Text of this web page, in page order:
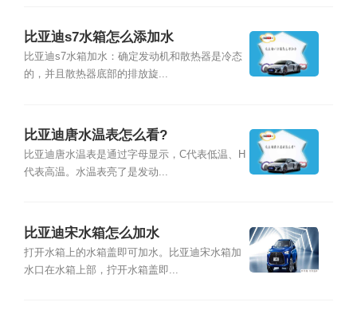
比亚迪s7水箱怎么添加水
比亚迪s7水箱加水：确定发动机和散热器是冷态
的，并且散热器底部的排放旋...
比亚迪唐水温表怎么看?
比亚迪唐水温表是通过字母显示，C代表低温、H
代表高温。水温表亮了是发动...
比亚迪宋水箱怎么加水
打开水箱上的水箱盖即可加水。比亚迪宋水箱加
水口在水箱上部，拧开水箱盖即...